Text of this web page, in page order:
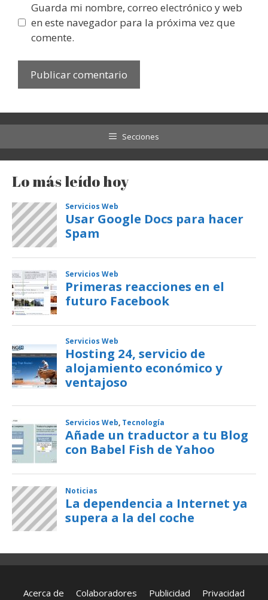
Guarda mi nombre, correo electrónico y web
en este navegador para la próxima vez que
comente.
Secciones
Lo más leído hoy
Acerca de Colaboradores Publicidad Privacidad